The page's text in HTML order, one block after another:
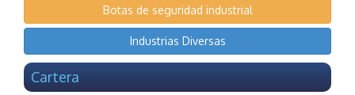
Botas de seguridad industrial
Industrias Diversas
Cartera